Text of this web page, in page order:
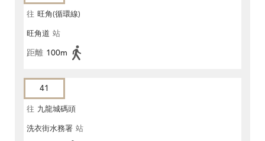
往 旺角(循環線)
旺角道 站
距離 100m
41
往 九龍城碼頭
洗衣街水務署 站